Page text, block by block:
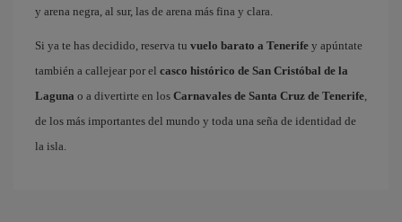
y arena negra, al sur, las de arena más fina y clara.
Si ya te has decidido, reserva tu vuelo barato a Tenerife y apúntate
también a callejear por el casco histórico de San Cristóbal de la
Laguna o a divertirte en los Carnavales de Santa Cruz de Tenerife,
de los más importantes del mundo y toda una seña de identidad de
la isla.